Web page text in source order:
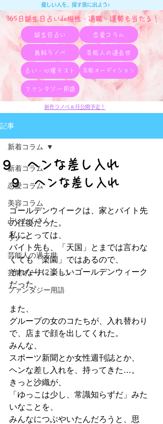
365日誕生日占いde相性・適職・​運勢も当たる！
優しい人を、探す旅に出よう♪
誕生日占い 恋愛コラム
無料ラノベ 芸能人の過去世
占い・心理テスト 芸能オーディション
ファンタジー用語
新作ラノベ８月公開予定！
記事
新着コラム
恋愛コラム
美容コラム
占いたくさん
ラノベ
芸能人の過去世
芸能オーディション
ファンタジー用語
新着コラム
９ ヘンな差し入れ
９　ヘンな差し入れ
ゴールデンウイークは、家とバイト先
の往復だった。
私にとっては、
バイト先も、「天国」とまでは言わな
くても「楽園」ではあるので、
それなりに楽しいゴールデンウィーク
だった。
また、
グループの女のコたちが、入れ替わり
で、店まで顔を出してくれた。
みんな、
スポーツ新聞とか女性週刊誌とか、
ヘンな差し入れを、持ってきた…。
きっと沙織が、
「ゆっこは少し、常識知らずだ」みた
いなことを、
みんなにつぶやいたんだろうと、思